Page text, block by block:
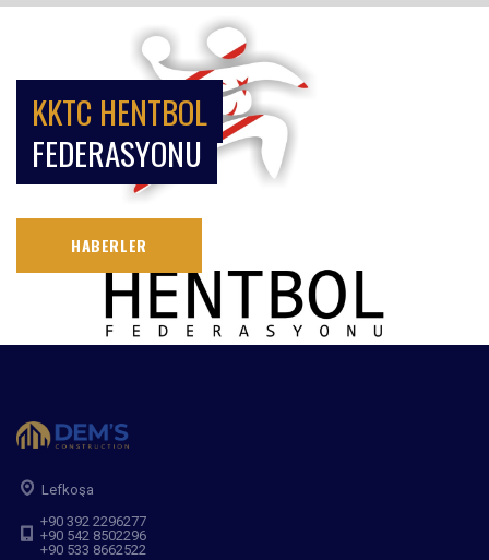
KKTC HENTBOL
FEDERASYONU
HABERLER
Lefkoşa
+90 392 2296277
+90 542 8502296
+90 533 8662522